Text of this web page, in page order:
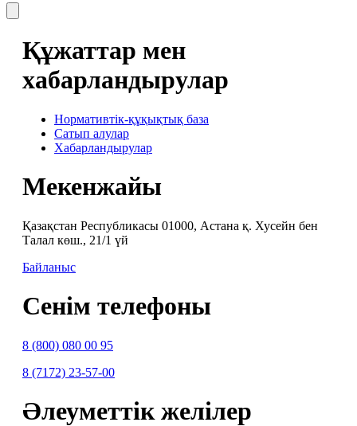
Құжаттар мен
хабарландырулар
Нормативтік-құқықтық база
Сатып алулар
Хабарландырулар
Мекенжайы
Қазақстан Республикасы 01000, Астана қ. Хусейн бен
Талал көш., 21/1 үй
Байланыс
Сенім телефоны
8 (800) 080 00 95
8 (7172) 23-57-00
Әлеуметтік желілер